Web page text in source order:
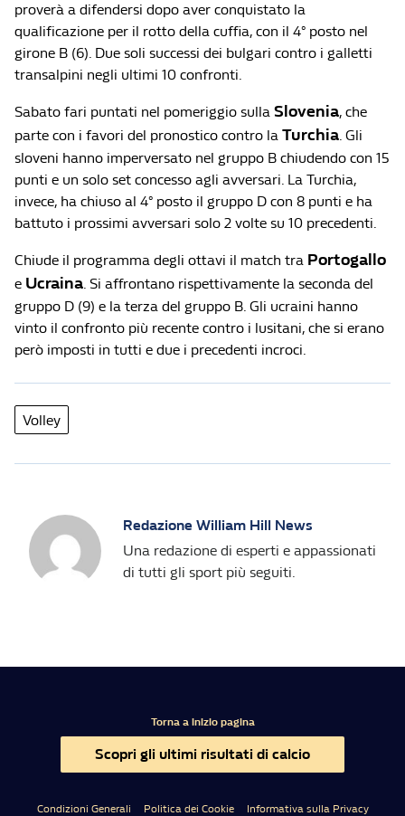
proverà a difendersi dopo aver conquistato la
qualificazione per il rotto della cuffia, con il 4° posto nel
girone B (6). Due soli successi dei bulgari contro i galletti
transalpini negli ultimi 10 confronti.
Sabato fari puntati nel pomeriggio sulla Slovenia, che
parte con i favori del pronostico contro la Turchia. Gli
sloveni hanno imperversato nel gruppo B chiudendo con 15
punti e un solo set concesso agli avversari. La Turchia,
invece, ha chiuso al 4° posto il gruppo D con 8 punti e ha
battuto i prossimi avversari solo 2 volte su 10 precedenti.
Chiude il programma degli ottavi il match tra Portogallo
e Ucraina. Si affrontano rispettivamente la seconda del
gruppo D (9) e la terza del gruppo B. Gli ucraini hanno
vinto il confronto più recente contro i lusitani, che si erano
però imposti in tutti e due i precedenti incroci.
Volley
Redazione William Hill News
Una redazione di esperti e appassionati
di tutti gli sport più seguiti.
Torna a inizio pagina
Scopri gli ultimi risultati di calcio
Condizioni Generali Politica dei Cookie Informativa sulla Privacy